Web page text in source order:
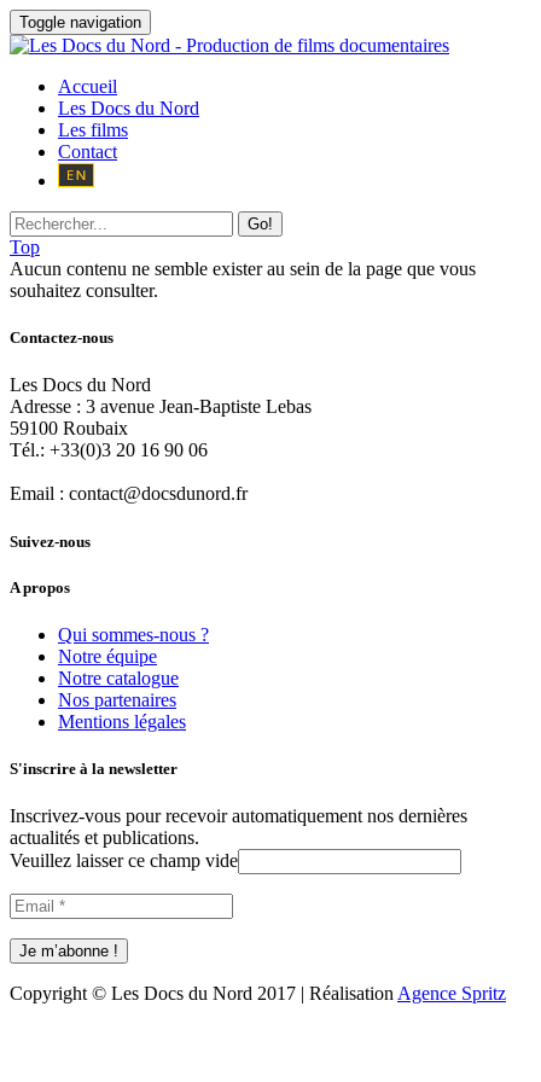
Toggle navigation
Accueil
Les Docs du Nord
Les films
Contact
Go!
Top
Aucun contenu ne semble exister au sein de la page que vous
souhaitez consulter.
Contactez-nous
Les Docs du Nord
Adresse : 3 avenue Jean-Baptiste Lebas
59100 Roubaix
Tél.: +33(0)3 20 16 90 06
Email : contact@docsdunord.fr
Suivez-nous
A propos
Qui sommes-nous ?
Notre équipe
Notre catalogue
Nos partenaires
Mentions légales
S'inscrire à la newsletter
Inscrivez-vous pour recevoir automatiquement nos dernières
actualités et publications.
Veuillez laisser ce champ vide
Copyright © Les Docs du Nord 2017 | Réalisation Agence Spritz